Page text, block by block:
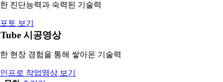
진단능력과 숙력된 기술력
토 보기
시공영상
현장 경험을 통해 쌓아온 기술력
프로 작업영상 보기